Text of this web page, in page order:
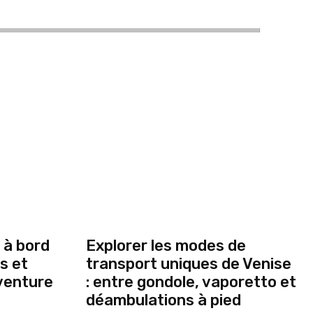
bord
et
Explorer les modes de
transport uniques de Venise
: entre gondole, vaporetto et
déambulations à pied